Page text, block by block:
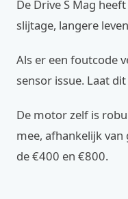
De Drive S Mag
slijtage, langere
Als er een foutcode
sensor issue. Laat
De motor zelf is
mee, afhankelijk van
de €400 en €800.